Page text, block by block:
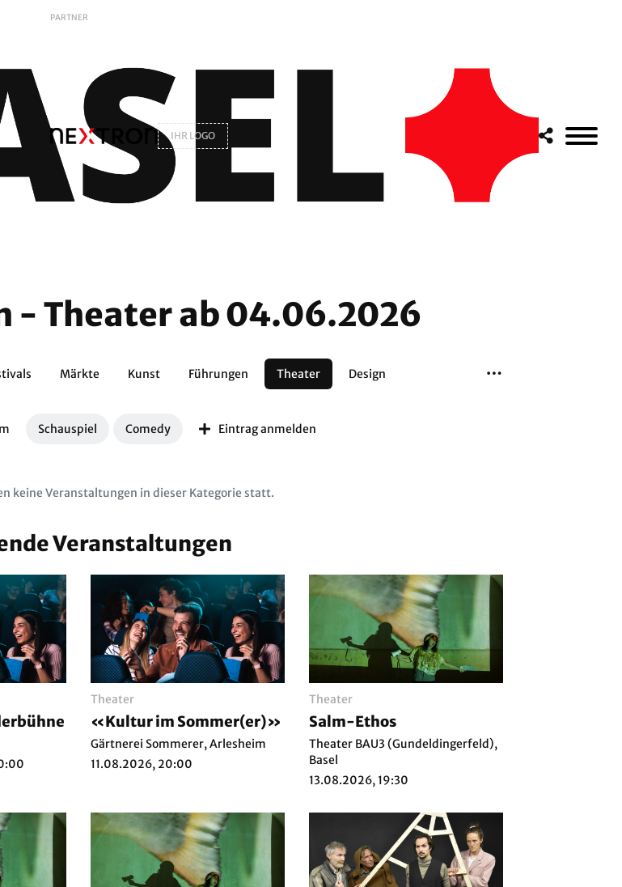
PARTNER
IHR LOGO
- Theater ab 04.06.2026
Märkte Kunst Führungen Theater Design
Schauspiel Comedy Eintrag anmelden
keine Veranstaltungen in dieser Kategorie statt.
Veranstaltungen
Theater
«Kultur im Sommer(er)»
Gärtnerei Sommerer, Arlesheim
11.08.2026, 20:00
Theater
Salm-Ethos
Theater BAU3 (Gundeldingerfeld),
Basel
13.08.2026, 19:30